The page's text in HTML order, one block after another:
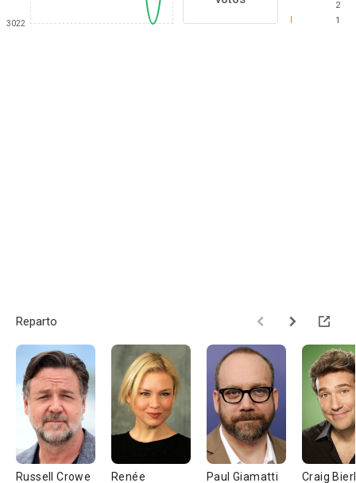
3022
2
1
Reparto
Russell Crowe Renée Paul Giamatti Craig